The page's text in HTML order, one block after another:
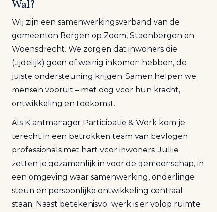
Wal?
Wij zijn een samenwerkingsverband van de
gemeenten Bergen op Zoom, Steenbergen en
Woensdrecht. We zorgen dat inwoners die
(tijdelijk) geen of weinig inkomen hebben, de
juiste ondersteuning krijgen. Samen helpen we
mensen vooruit – met oog voor hun kracht,
ontwikkeling en toekomst.
Als Klantmanager Participatie & Werk kom je
terecht in een betrokken team van bevlogen
professionals met hart voor inwoners. Jullie
zetten je gezamenlijk in voor de gemeenschap, in
een omgeving waar samenwerking, onderlinge
steun en persoonlijke ontwikkeling centraal
staan. Naast betekenisvol werk is er volop ruimte